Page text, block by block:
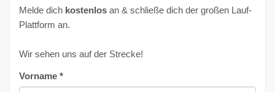
Melde dich kostenlos an & schließe dich der großen Lauf-
Plattform an.
Wir sehen uns auf der Strecke!
Vorname *